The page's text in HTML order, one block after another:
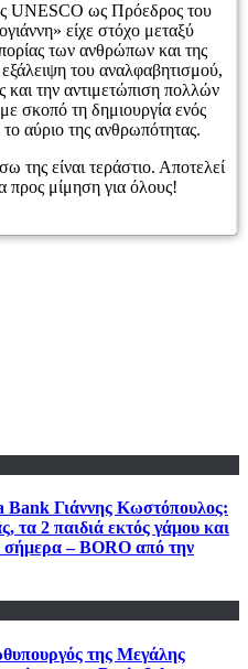
UNESCO ως Πρόεδρος του
είχε στόχο μεταξύ
των ανθρώπων και της
του αναλφαβητισμού,
και την αντιμετώπιση πολλών
σκοπό τη δημιουργία ενός
αύριο της ανθρωπότητας.
της είναι τεράστιο. Αποτελεί
προς μίμηση για όλους!
Bank Γιάννης Κωστόπουλος:
τα 2 παιδιά εκτός γάμου και
σήμερα – BORO από την
της Μεγάλης